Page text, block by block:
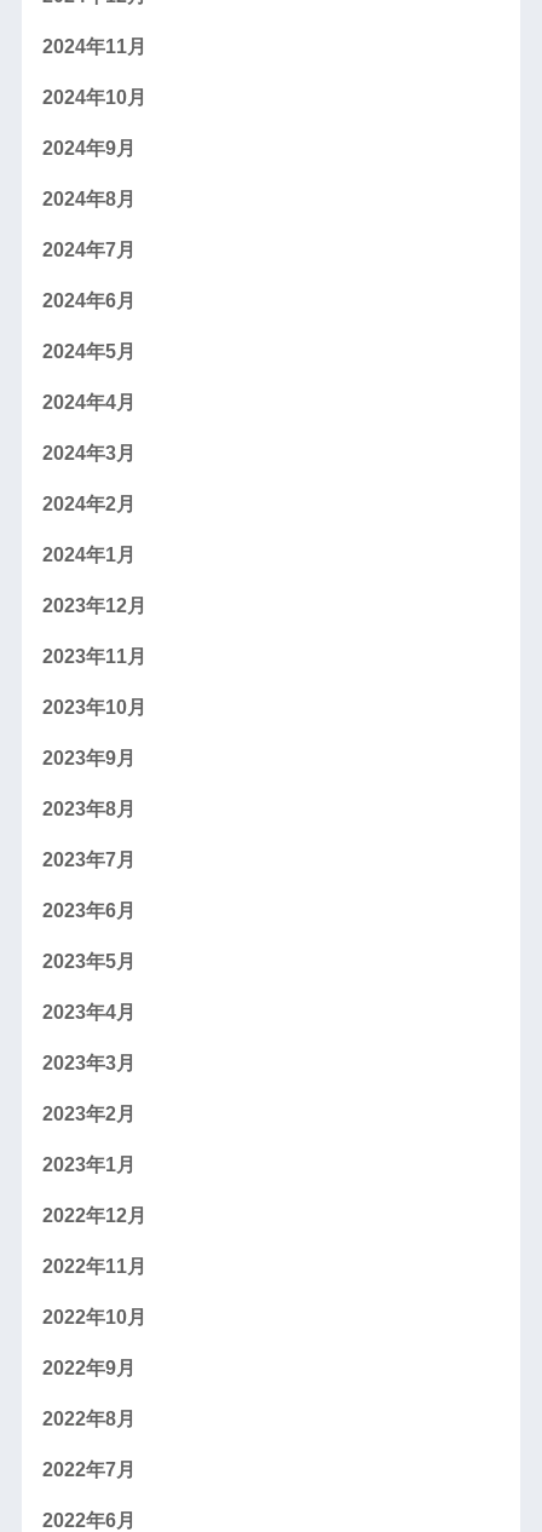
2024年11月
2024年10月
2024年9月
2024年8月
2024年7月
2024年6月
2024年5月
2024年4月
2024年3月
2024年2月
2024年1月
2023年12月
2023年11月
2023年10月
2023年9月
2023年8月
2023年7月
2023年6月
2023年5月
2023年4月
2023年3月
2023年2月
2023年1月
2022年12月
2022年11月
2022年10月
2022年9月
2022年8月
2022年7月
2022年6月